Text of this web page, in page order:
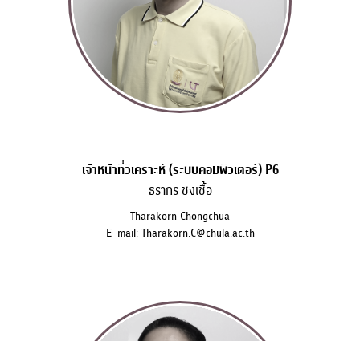
เจ้าหน้าที่วิเคราะห์ (ระบบคอมพิวเตอร์) P6
ธรากร ชงเชื้อ
Tharakorn Chongchua
E-mail: Tharakorn.C@chula.ac.th